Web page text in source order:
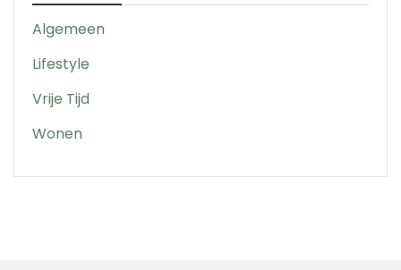
Algemeen
Lifestyle
Vrije Tijd
Wonen